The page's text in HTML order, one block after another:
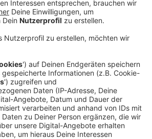
am Wochenende ist es jetzt
dunkel. Die Polizei im Kreis
einen besonderen Fokus auf
Straßenverkehr. Die Initiative für
Straßenverkehr läuft diese Woche